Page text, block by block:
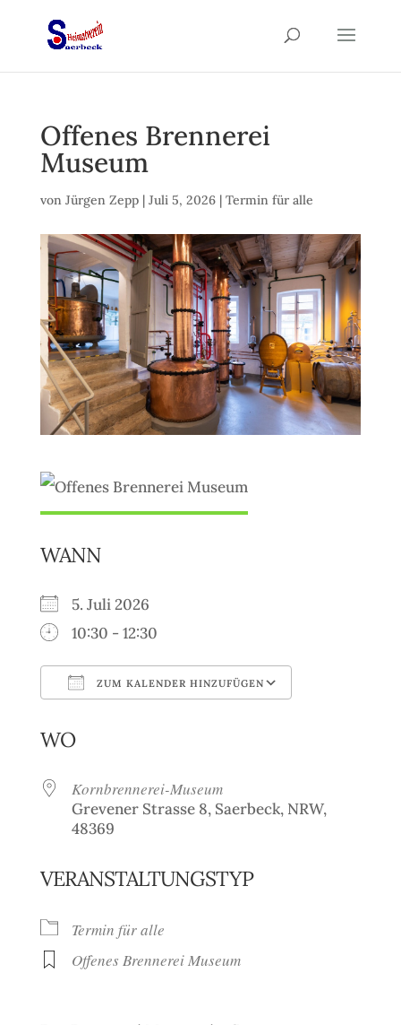
Offenes Brennerei
Museum
von Jürgen Zepp| Juli 5, 2026| Termin für alle
WANN
5. Juli 2026
10:30 - 12:30
ZUM KALENDER HINZUFÜGEN
WO
Kornbrennerei-Museum
Grevener Strasse 8, Saerbeck, NRW,
48369
VERANSTALTUNGSTYP
Termin für alle
Offenes Brennerei Museum